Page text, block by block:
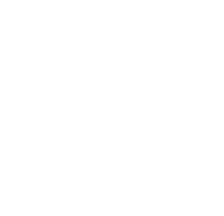
Sportbootführerschein See (SBF
Sportbootführerschein Binnen
Ob Sie den einen oder den
machen, hängt davon ab, wo Sie
mit dem Jetboot aufs Wasser
Der wesentliche Unterschied ist,
See innerhalb von drei Seemeilen
dem Meer und auf
zum Meer führen, während Sie
nur auf Seen und Wasserstraßen
mit dem Wasserfahrzeug fahren